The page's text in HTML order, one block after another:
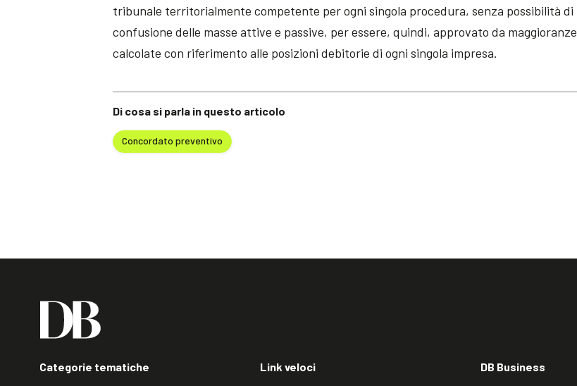
Di cosa si parla in questo articolo
Concordato preventivo
tribunale territorialmente competente per ogni singola procedura, senza possibilità di
confusione delle masse attive e passive, per essere, quindi, approvato da maggioranze
calcolate con riferimento alle posizioni debitorie di ogni singola impresa.
Categorie tematiche Link veloci DB Business